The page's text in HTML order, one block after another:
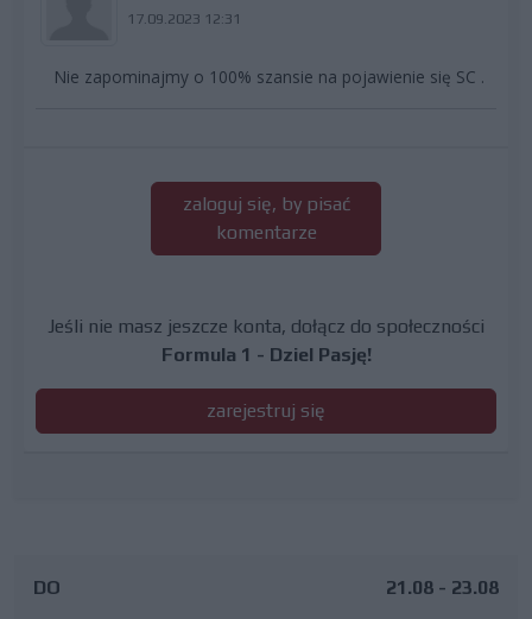
17.09.2023 12:31
Nie zapominajmy o 100% szansie na pojawienie się SC .
zaloguj się, by pisać
komentarze
Jeśli nie masz jeszcze konta, dołącz do społeczności
Formula 1 - Dziel Pasję!
zarejestruj się
DO 21.08 - 23.08